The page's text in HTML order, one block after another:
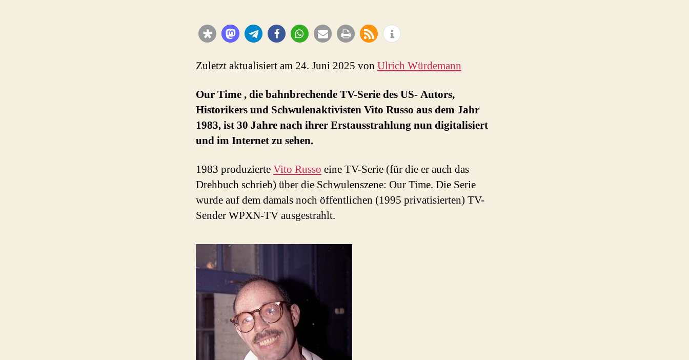
TV-
Serie
im
Zuletzt aktualisiert am 24. Juni 2025 von Ulrich Würdemann
Our Time , die bahnbrechende TV-Serie des US- Autors,
Historikers und Schwulenaktivisten Vito Russo aus dem Jahr
1983, ist 30 Jahre nach ihrer Erstausstrahlung nun digitalisiert
und im Internet zu sehen.
1983 produzierteVito Russo eine TV-Serie (für die er auch das
Drehbuch schrieb) über die Schwulenszene: Our Time. Die Serie
wurde auf dem damals noch öffentlichen (1995 privatisierten) TV-
Sender WPXN-TV ausgestrahlt.